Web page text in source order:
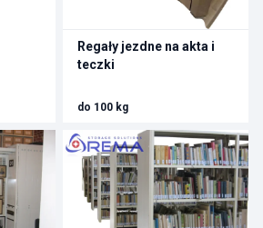
Regały jezdne na akta i
teczki
do 100 kg